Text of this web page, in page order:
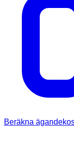
Beräkna